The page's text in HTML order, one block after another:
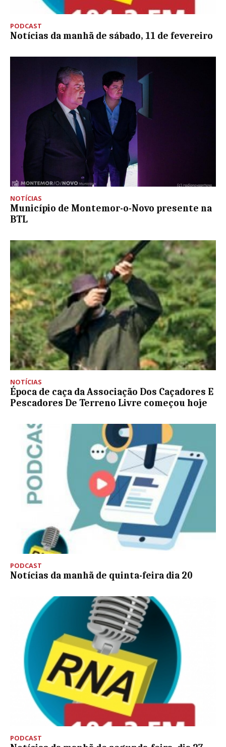
PODCAST
Notícias da manhã de sábado, 11 de fevereiro
NOTÍCIAS
Município de Montemor-o-Novo presente na
BTL
NOTÍCIAS
Época de caça da Associação Dos Caçadores E
Pescadores De Terreno Livre começou hoje
PODCAST
Notícias da manhã de quinta-feira dia 20
PODCAST